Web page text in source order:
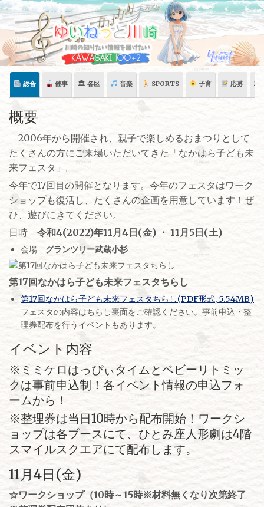
Skip
content
総合 催事 🏛 各区 音楽 SPORTS 子育 応募 🏛
概要
2006年から開催され、親子で楽しめるおまつりとして
たくさんの方にご来場いただいてきた「なかはら子ども未
来フェスタ」。
今年で17回目の開催となります。今年のフェスタはワーク
ショップも復活し、たくさんの企画を用意しています！ぜ
ひ、遊びにきてください。
日時 令和4(2022)年11月4日(金) ・ 11月5日(土)
会場 グランツリー武蔵小杉
第17回なかはら子ども未来フェスタちらし
第17回なかはら子ども未来フェスタちらし(PDF形式, 5.54MB)
フェスタの内容はちらし裏面をご確認ください。事前申込・整
理券配布を行うイベントもあります。
イベント内容
※ミミケロはっぴぃタイムとベビーリトミッ
クは事前申込制！各イベント情報の申込フォ
ームから！
※整理券は当日10時から配布開始！ワークシ
ョップは各ブースにて、ひとみ座人形劇は4階
スマイルスクエアにて配布します。
11月4日(金)
☆ワークショップ（10時～15時※材料無くなり次第終了